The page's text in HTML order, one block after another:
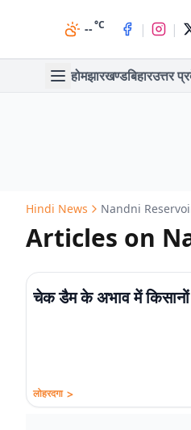
--°C | |
होमझारखण्डबिहारउत्तर
Hindi News Nandni
Articles on
चेक डैम के अभाव में किसानों
लोहरदगा >